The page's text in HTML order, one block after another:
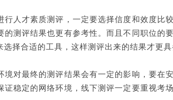
行人才素质测评，一定要选择信度和效度比
的测评结果也更有参考性。而且不同职位的
择合适的工具，这样测评出来的结果才更具
境对最终的测评结果会有一定的影响，要在
证稳定的网络环境，线下测评一定要重视考